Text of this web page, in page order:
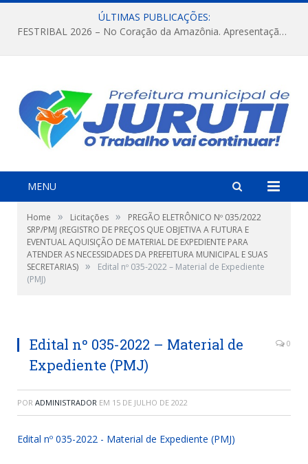
ÚLTIMAS PUBLICAÇÕES:
FESTRIBAL 2026 – No Coração da Amazônia. Apresentação da Munduruku.
MENU
Home » Licitações »
PREGÃO ELETRÔNICO Nº 035/2022
SRP/PMJ (REGISTRO DE PREÇOS QUE OBJETIVA A FUTURA E
EVENTUAL AQUISIÇÃO DE MATERIAL DE EXPEDIENTE PARA
ATENDER AS NECESSIDADES DA PREFEITURA MUNICIPAL E SUAS
SECRETARIAS) »
Edital nº 035-2022 – Material de Expediente
(PMJ)
Edital nº 035-2022 – Material de
Expediente (PMJ)
0
POR ADMINISTRADOR EM 15 DE JULHO DE 2022
Edital nº 035-2022 - Material de Expediente (PMJ)